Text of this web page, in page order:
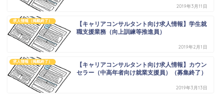
2019年3月11日
求人情報（掲載終了）
【キャリアコンサルタント向け求人情報】学生就
職支援業務（向上訓練等推進員）
2019年2月1日
求人情報（掲載終了）
【キャリアコンサルタント向け求人情報】カウン
セラー（中高年者向け就業支援員）（募集終了）
2019年3月13日